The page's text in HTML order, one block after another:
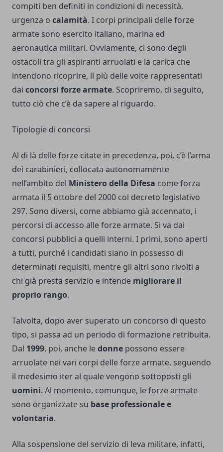
compiti ben definiti in condizioni di necessità,
urgenza o calamità. I corpi principali delle forze
armate sono esercito italiano, marina ed
aeronautica militari. Ovviamente, ci sono degli
ostacoli tra gli aspiranti arruolati e la carica che
intendono ricoprire, il più delle volte rappresentati
dai concorsi forze armate. Scopriremo, di seguito,
tutto ciò che c’è da sapere al riguardo.
Tipologie di concorsi
Al di là delle forze citate in precedenza, poi, c’è l’arma
dei carabinieri, collocata autonomamente
nell’ambito del Ministero della Difesa come forza
armata il 5 ottobre del 2000 col decreto legislativo
297. Sono diversi, come abbiamo già accennato, i
percorsi di accesso alle forze armate. Si va dai
concorsi pubblici a quelli interni. I primi, sono aperti
a tutti, purché i candidati siano in possesso di
determinati requisiti, mentre gli altri sono rivolti a
chi già presta servizio e intende migliorare il
proprio rango.
Talvolta, dopo aver superato un concorso di questo
tipo, si passa ad un periodo di formazione retribuita.
Dal 1999, poi, anche ledonne possono essere
arruolate nei vari corpi delle forze armate, seguendo
il medesimo iter al quale vengono sottoposti gli
uomini. Al momento, comunque, le forze armate
sono organizzate su base professionale e
volontaria.
Alla sospensione del servizio di leva militare, infatti,